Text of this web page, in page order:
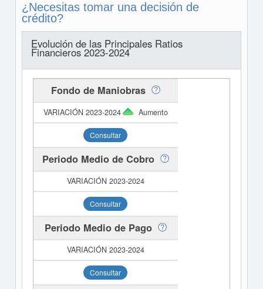
¿Necesitas tomar una decisión de
crédito?
Evolución de las Principales Ratios
Financieros 2023-2024
Fondo de Maniobras
Aumento
Consultar
Periodo Medio de Cobro
Consultar
Periodo Medio de Pago
Consultar